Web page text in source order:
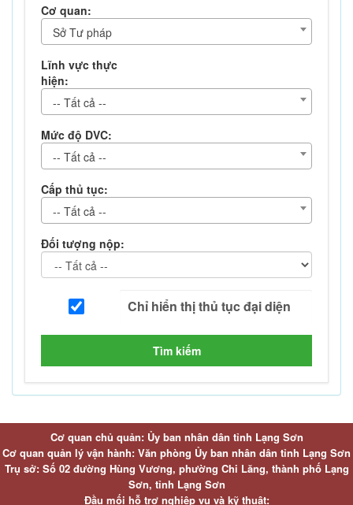
Cơ quan:
Sở Tư pháp
Lĩnh vực thực
hiện:
-- Tất cả --
Mức độ DVC:
-- Tất cả --
Cấp thủ tục:
-- Tất cả --
Đối tượng nộp:
Tìm kiếm
Cơ quan chủ quản: Ủy ban nhân dân tỉnh Lạng Sơn
Cơ quan quản lý vận hành: Văn phòng Ủy ban nhân dân tỉnh Lạng Sơn
Trụ sở: Số 02 đường Hùng Vương, phường Chi Lăng, thành phố Lạng
Sơn, tỉnh Lạng Sơn
Đầu mối hỗ trợ nghiệp vụ và kỹ thuật: